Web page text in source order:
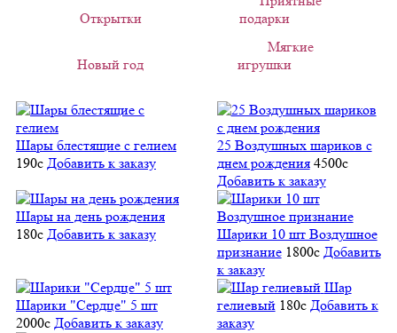
Открытки
подарки
Новый год
Мягкие
игрушки
Шары блестящие с гелием
190c Добавить к заказу
25 Воздушных шариков с
днем рождения 4500c
Добавить к заказу
Шары на день рождения
180c Добавить к заказу
Шарики 10 шт Воздушное
признание 1800c Добавить
к заказу
Шарики "Сердце" 5 шт
2000c Добавить к заказу
Шар
гелиевый 180c Добавить к
заказу